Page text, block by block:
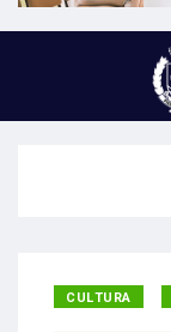
CULTURA